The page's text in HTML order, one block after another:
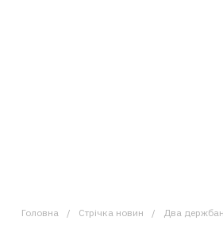
Головна Стрічка новин Два